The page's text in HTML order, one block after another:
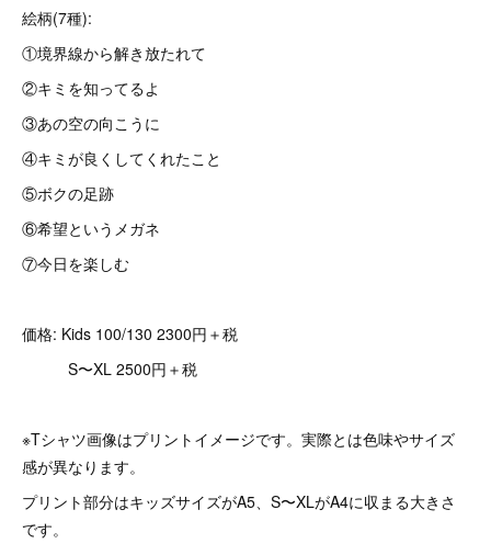
絵柄(7種):
①境界線から解き放たれて
②キミを知ってるよ
③あの空の向こうに
④キミが良くしてくれたこと
⑤ボクの足跡
⑥希望というメガネ
⑦今日を楽しむ
価格: Kids 100/130 2300円＋税
S〜XL 2500円＋税
※Tシャツ画像はプリントイメージです。実際とは色味やサイズ
感が異なります。
プリント部分はキッズサイズがA5、S〜XLがA4に収まる大きさ
です。